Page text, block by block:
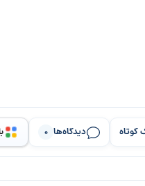
کوتاه دیدگاه‌ها 0